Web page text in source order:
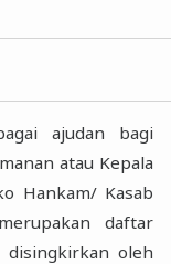
ajudan bagi
atau Kepala
Hankam/ Kasab
daftar
oleh